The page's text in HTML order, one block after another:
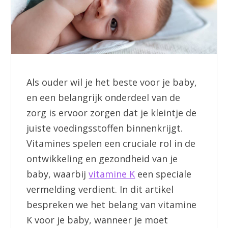
Als ouder wil je het beste voor je baby,
en een belangrijk onderdeel van de
zorg is ervoor zorgen dat je kleintje de
juiste voedingsstoffen binnenkrijgt.
Vitamines spelen een cruciale rol in de
ontwikkeling en gezondheid van je
baby, waarbijvitamine K een speciale
vermelding verdient. In dit artikel
bespreken we het belang van vitamine
K voor je baby, wanneer je moet